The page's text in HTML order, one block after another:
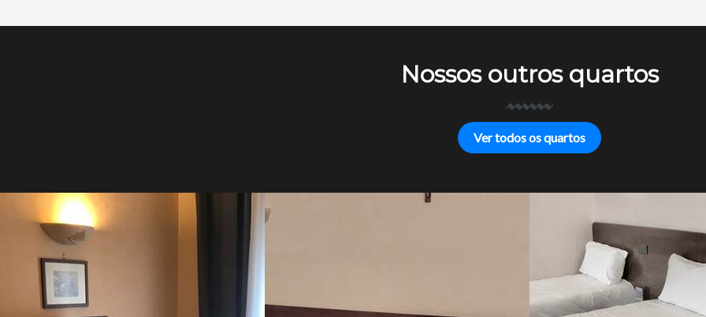
Nossos outros quartos
Ver todos os quartos